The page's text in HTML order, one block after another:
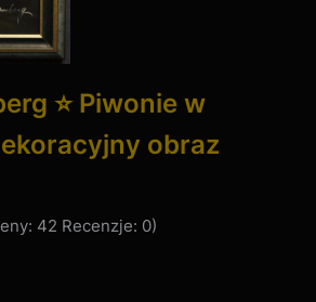
⭐ Piwonie w
obraz
42 Recenzje: 0)